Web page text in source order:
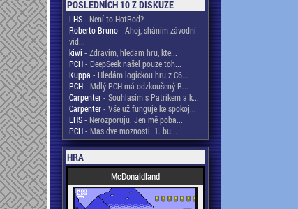
POSLEDNÍCH 10 Z DISKUZE
LHS- Není to HotRod?
Roberto Bruno- Ahoj, sháním závodní
vid...
kiwi - Zdravim, hledam hru, kte...
PCH- DeepSeek našel pouze toh...
Kuppa - Hledám logickou hru z C6...
PCH- Mdlý PCH má odzkoušený R...
Carpenter- Souhlasím s Patrikem a k...
Carpenter- Vše už funguje ke spokoj...
LHS- Nerozporuju. Jen mě poba...
PCH- Mas dve moznosti. 1. bu...
HRA
McDonaldland